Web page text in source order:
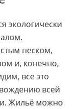
экологически
песком,
и, конечно,
все это
всей
Жильё можно